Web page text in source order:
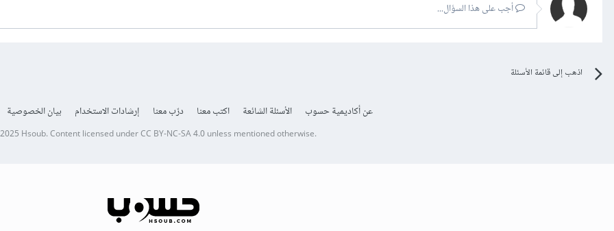
أجب على هذا السؤال...
اذهب إلى قائمة الأسئلة
عن أكاديمية حسوب الأسئلة الشائعة اكتب معنا درّب معنا إرشادات الاستخدام بيان الخصوصية
Hsoub.Content licensed underCC BY-NC-SA 4.0unless mentioned otherwise.